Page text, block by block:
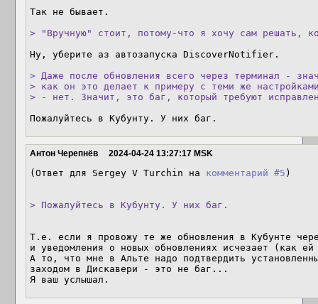
Так не бывает.
> "Вручную" стоит, потому-что я хочу сам решать,
Ну, уберите аз автозапуска DiscoverNotifier.
> Даже после обновления всего через терминал -
> как он это делает к примеру с теми же
> - нет. Значит, это баг, который требуют
Пожалуйтесь в Кубунту. У них баг.
Антон Черепнёв 2024-04-24 13:27:17 MSK
(Ответ для Sergey V Turchin на комментарий #5 )
> Пожалуйтесь в Кубунту. У них баг.
Т.е. если я провожу те же обновления в Кубунте
и уведомления о новых обновлениях исчезает
А то, что мне в Альте надо подтвердить
заходом в Дискавери - это не баг...
Я ваш услышал.